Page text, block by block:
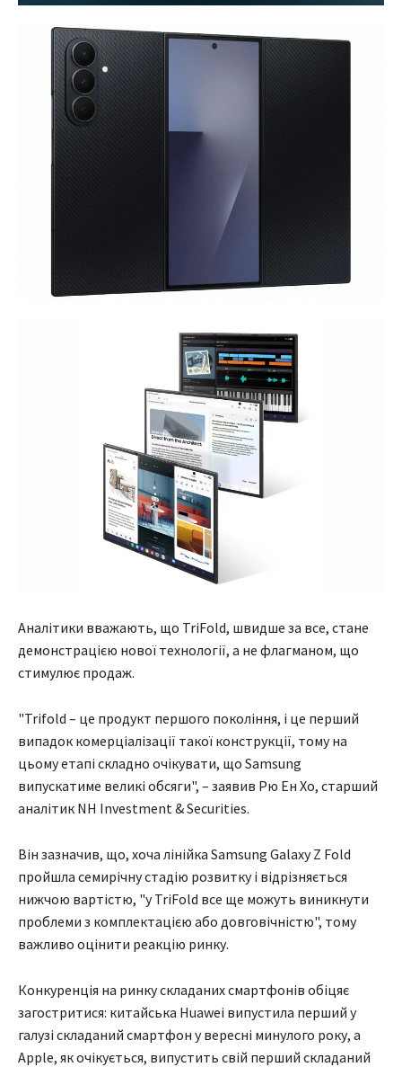
Аналітики вважають, що TriFold, швидше за все, стане
демонстрацією нової технології, а не флагманом, що
стимулює продаж.
"Trifold – це продукт першого покоління, і це перший
випадок комерціалізації такої конструкції, тому на
цьому етапі складно очікувати, що Samsung
випускатиме великі обсяги", – заявив Рю Ен Хо, старший
аналітик NH Investment & Securities.
Він зазначив, що, хоча лінійка Samsung Galaxy Z Fold
пройшла семирічну стадію розвитку і відрізняється
нижчою вартістю, "у TriFold все ще можуть виникнути
проблеми з комплектацією або довговічністю", тому
важливо оцінити реакцію ринку.
Конкуренція на ринку складаних смартфонів обіцяє
загостритися: китайська Huawei випустила перший у
галузі складаний смартфон у вересні минулого року, а
Apple, як очікується, випустить свій перший складаний